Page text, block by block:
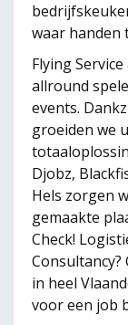
waar handen
Flying
allround
events.
groeiden we
Djobz,
Hels zorgen
gemaakte
Check!
in heel
voor een job